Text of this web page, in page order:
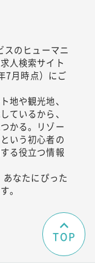
スのヒューマニ
人検索サイト
7月時点）にご
地や観光地、
ているから、
かる。リゾー
いう初心者の
る役立つ情報
なたにぴった
。
TOP